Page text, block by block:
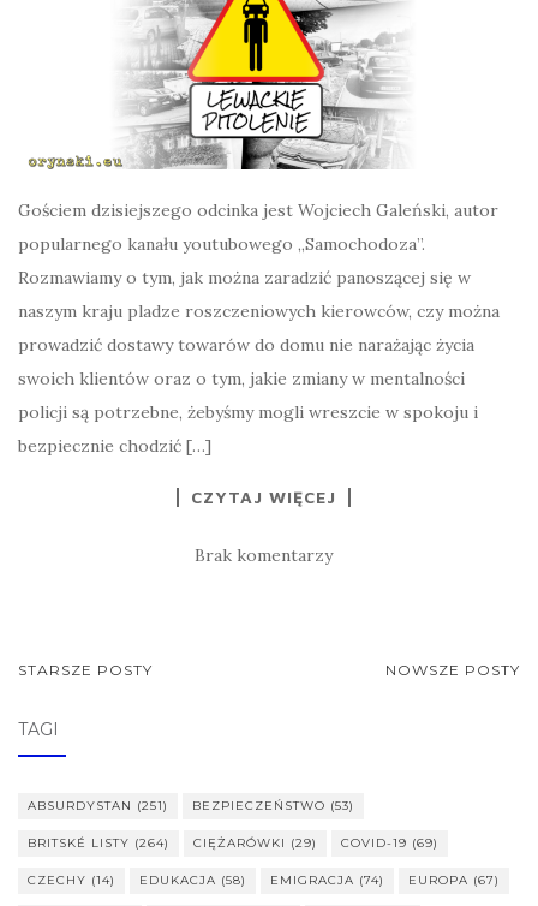
Gościem dzisiejszego odcinka jest Wojciech Galeński, autor
popularnego kanału youtubowego „Samochodoza”.
Rozmawiamy o tym, jak można zaradzić panoszącej się w
naszym kraju pladze roszczeniowych kierowców, czy można
prowadzić dostawy towarów do domu nie narażając życia
swoich klientów oraz o tym, jakie zmiany w mentalności
policji są potrzebne, żebyśmy mogli wreszcie w spokoju i
bezpiecznie chodzić […]
CZYTAJ WIĘCEJ
Brak komentarzy
NAWIGACJA
STARSZE POSTY NOWSZE POSTY
TAGI
ABSURDYSTAN (251) BEZPIECZEŃSTWO (53)
BRITSKÉ LISTY (264) CIĘŻARÓWKI (29) COVID-19 (69)
CZECHY (14) EDUKACJA (58) EMIGRACJA (74) EUROPA (67)